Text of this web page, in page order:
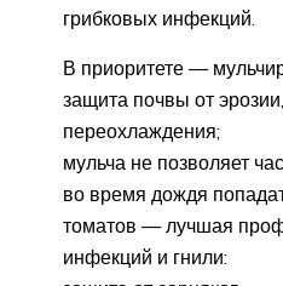
грибковых инфекций.
В приоритете —
защита почвы от
переохлаждения;
мульча не позволяет
во время дождя
томатов — лучшая
инфекций и гнили: